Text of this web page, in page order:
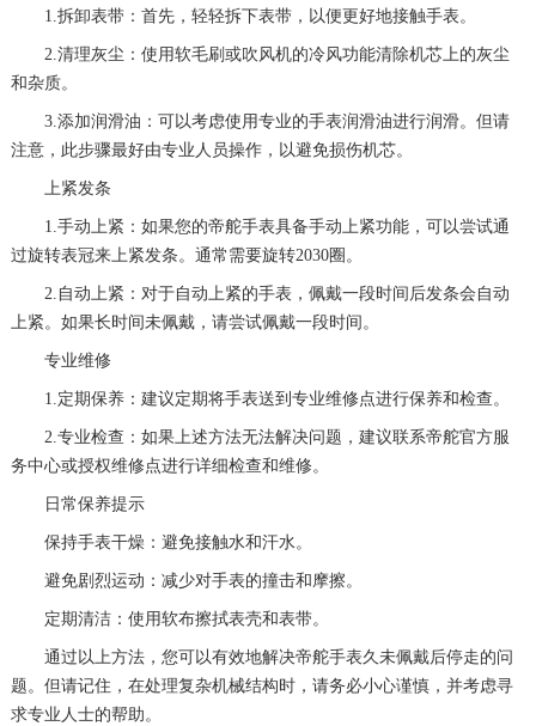
1.拆卸表带：首先，轻轻拆下表带，以便更好地接触手表。
2.清理灰尘：使用软毛刷或吹风机的冷风功能清除机芯上的灰尘
和杂质。
3.添加润滑油：可以考虑使用专业的手表润滑油进行润滑。但请
注意，此步骤最好由专业人员操作，以避免损伤机芯。
上紧发条
1.手动上紧：如果您的帝舵手表具备手动上紧功能，可以尝试通
过旋转表冠来上紧发条。通常需要旋转2030圈。
2.自动上紧：对于自动上紧的手表，佩戴一段时间后发条会自动
上紧。如果长时间未佩戴，请尝试佩戴一段时间。
专业维修
1.定期保养：建议定期将手表送到专业维修点进行保养和检查。
2.专业检查：如果上述方法无法解决问题，建议联系帝舵官方服
务中心或授权维修点进行详细检查和维修。
日常保养提示
保持手表干燥：避免接触水和汗水。
避免剧烈运动：减少对手表的撞击和摩擦。
定期清洁：使用软布擦拭表壳和表带。
通过以上方法，您可以有效地解决帝舵手表久未佩戴后停走的问
题。但请记住，在处理复杂机械结构时，请务必小心谨慎，并考虑寻
求专业人士的帮助。